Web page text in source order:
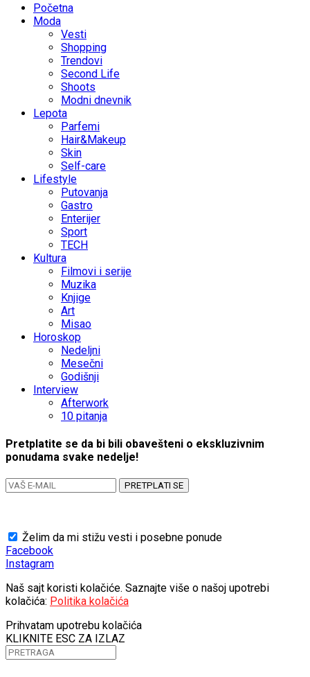
Početna
Moda
Vesti
Shopping
Trendovi
Second Life
Shoots
Modni dnevnik
Lepota
Parfemi
Hair&Makeup
Skin
Self-care
Lifestyle
Putovanja
Gastro
Enterijer
Sport
TECH
Kultura
Filmovi i serije
Muzika
Knjige
Art
Misao
Horoskop
Nedeljni
Mesečni
Godišnji
Interview
Afterwork
10 pitanja
Pretplatite se da bi bili obavešteni o ekskluzivnim
ponudama svake nedelje!
PRETPLATI SE
Želim da mi stižu vesti i posebne ponude
Facebook
Instagram
Naš sajt koristi kolačiće. Saznajte više o našoj upotrebi
kolačića: Politika kolačića
Prihvatam upotrebu kolačića
KLIKNITE ESC ZA IZLAZ